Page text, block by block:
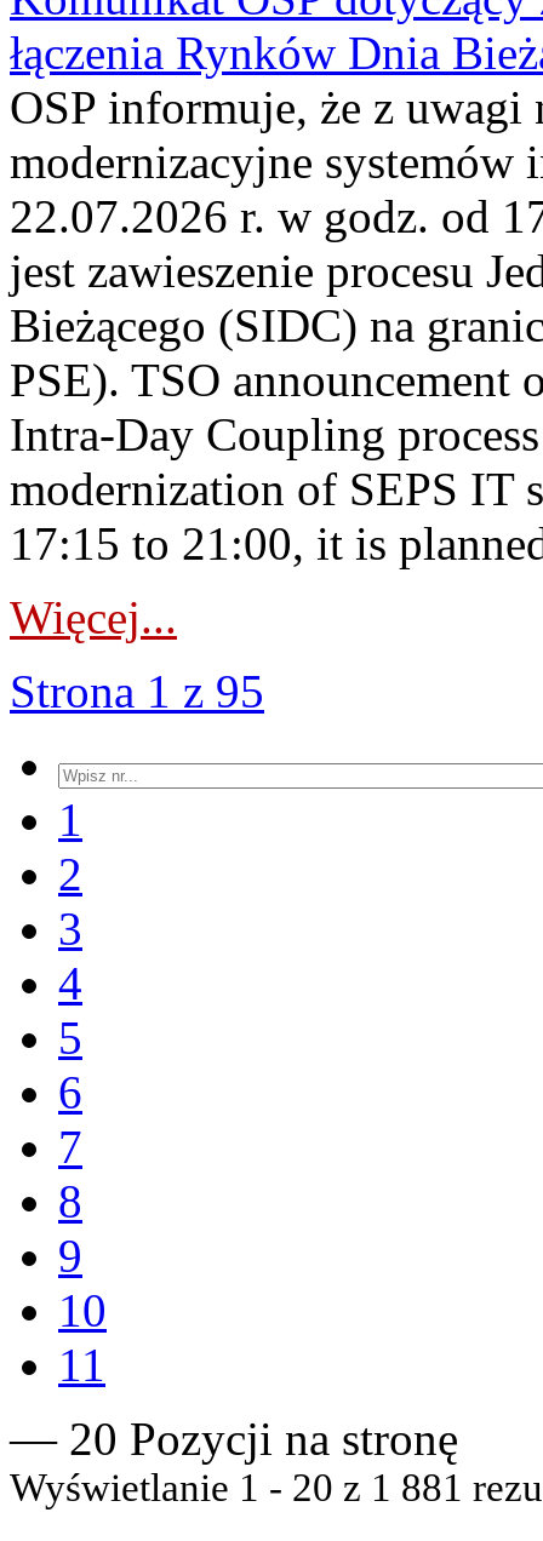
łączenia Rynków Dnia
OSP informuje, że z uwagi
modernizacyjne systemów
22.07.2026 r. w godz. od
jest zawieszenie procesu
Bieżącego (SIDC) na
PSE). TSO announcement
Intra-Day Coupling
modernization of SEPS IT
17:15 to 21:00, it is
Więcej...
Strona 1 z 95
1
2
3
4
5
6
7
8
9
10
11
— 20 Pozycji na stronę
Wyświetlanie 1 - 20 z 1 881